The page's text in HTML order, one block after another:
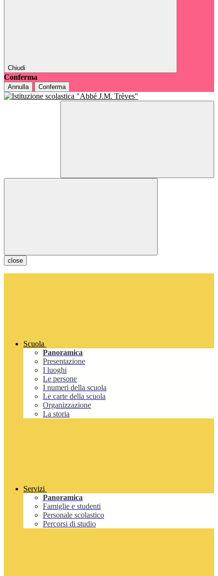
Chiudi
Conferma
Annulla Conferma
close
Scuola
Panoramica
Presentazione
I luoghi
Le persone
I numeri della scuola
Le carte della scuola
Organizzazione
La storia
Servizi
Panoramica
Famiglie e studenti
Personale scolastico
Percorsi di studio